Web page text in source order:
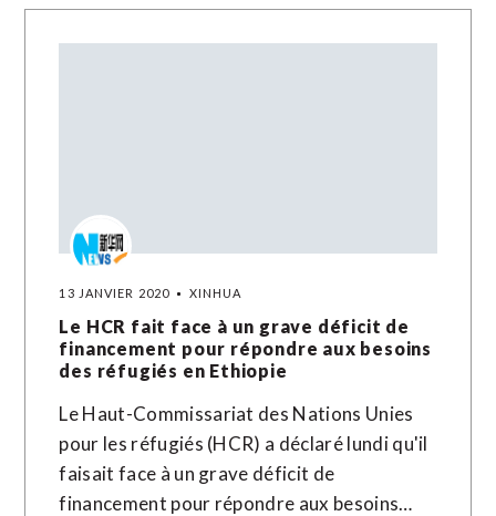
13 JANVIER 2020 XINHUA
Le HCR fait face à un grave déficit de
financement pour répondre aux besoins
des réfugiés en Ethiopie
Le Haut-Commissariat des Nations Unies
pour les réfugiés (HCR) a déclaré lundi qu'il
faisait face à un grave déficit de
financement pour répondre aux besoins…